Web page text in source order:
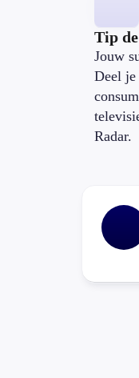
Tip
Jouw
Deel je
Radar.